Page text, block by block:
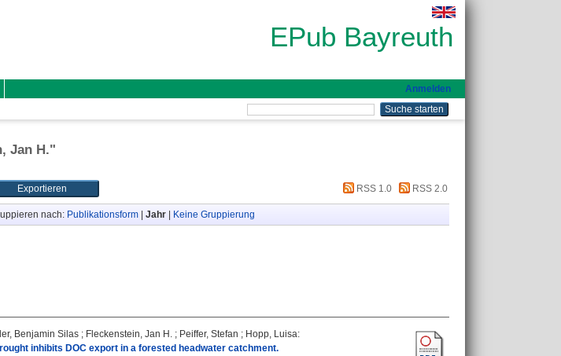
EPub Bayreuth
Anmelden
Jan H."
RSS 1.0 RSS 2.0
nach: Publikationsform| Jahr| Keine Gruppierung
Benjamin Silas ; Fleckenstein, Jan H. ; Peiffer, Stefan ; Hopp, Luisa:
inhibits DOC export in a forested headwater catchment.